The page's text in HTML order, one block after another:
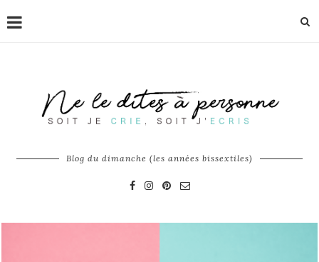
Blog du dimanche (les années bissextiles)